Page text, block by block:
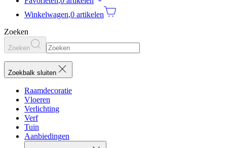
Winkelwagen,0 artikelen
Zoeken
Zoeken
Zoekbalk sluiten
Raamdecoratie
Vloeren
Verlichting
Verf
Tuin
Aanbiedingen